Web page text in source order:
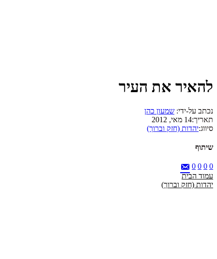
להאיר את העיר
נכתב על-ידי: שמעון כהן
תאריך:14 מאי, 2012
סיווג:יהדות (חזק וברוך)
שיתוף
0
0
0
0
עמוד הבית
יהדות (חזק וברוך)